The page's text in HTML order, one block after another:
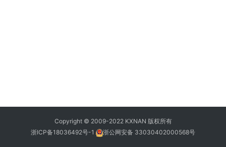
Copyright © 2009-2022 KXNAN 版权所有
浙ICP备18036492号-1
浙公网安备 33030402000568号